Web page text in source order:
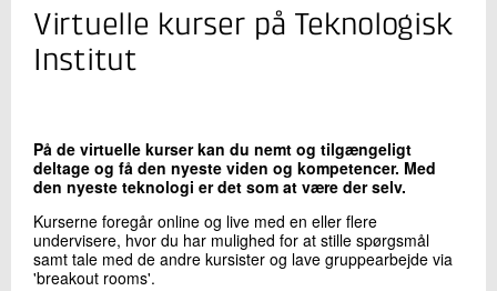
+45 72 20 30 00
Send e-mail
Virtuelle kurser på Teknologisk
Institut
På de virtuelle kurser kan du nemt og tilgængeligt
deltage og få den nyeste viden og kompetencer. Med
den nyeste teknologi er det som at være der selv.
Kurserne foregår online og live med en eller flere
undervisere, hvor du har mulighed for at stille spørgsmål
samt tale med de andre kursister og lave gruppearbejde via
'breakout rooms'.